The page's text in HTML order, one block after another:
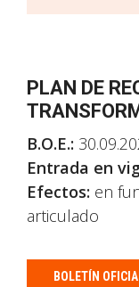
PLAN DE
B.O.E.:
Entrada en
Efectos: en
articulado
BOLETÍN